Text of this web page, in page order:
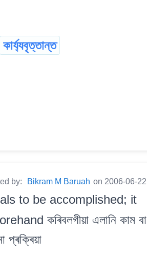
কাৰ্য্যবৃত্তান্ত
by: Bikram M Baruah on 2006-06-22
to be accomplished; it
কৰিবলগীয়া এলানি কাম বা
প্ৰক্ৰিয়া